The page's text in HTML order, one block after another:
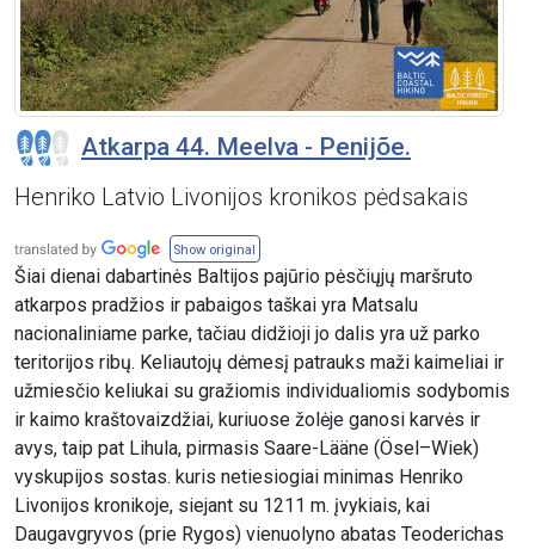
Atkarpa 44. Meelva - Penijõe.
Henriko Latvio Livonijos kronikos pėdsakais
Show original
Šiai dienai dabartinės Baltijos pajūrio pėsčiųjų maršruto
atkarpos pradžios ir pabaigos taškai yra Matsalu
nacionaliniame parke, tačiau didžioji jo dalis yra už parko
teritorijos ribų. Keliautojų dėmesį patrauks maži kaimeliai ir
užmiesčio keliukai su gražiomis individualiomis sodybomis
ir kaimo kraštovaizdžiai, kuriuose žolėje ganosi karvės ir
avys, taip pat Lihula, pirmasis Saare-Lääne (Ösel–Wiek)
vyskupijos sostas. kuris netiesiogiai minimas Henriko
Livonijos kronikoje, siejant su 1211 m. įvykiais, kai
Daugavgryvos (prie Rygos) vienuolyno abatas Teoderichas